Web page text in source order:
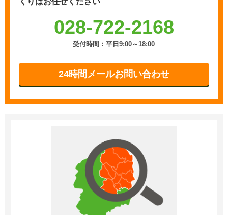
028-722-2168
受付時間：平日9:00～18:00
24時間メールお問い合わせ